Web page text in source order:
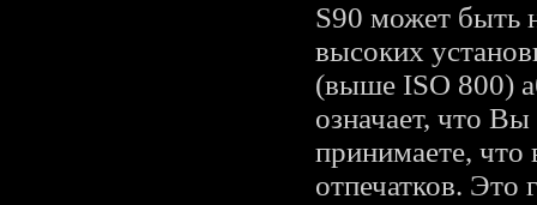
S90 может быть
высоких
(выше ISO 800)
означает, что
принимаете, что
отпечатков. Это